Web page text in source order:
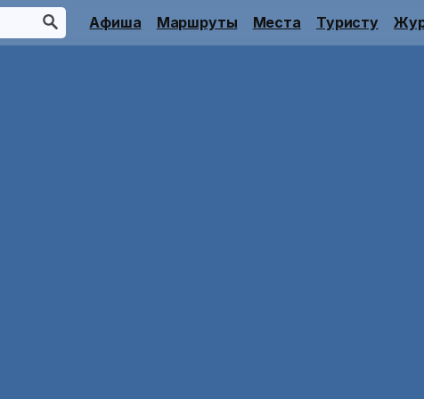
Афиша Маршруты Места Туристу